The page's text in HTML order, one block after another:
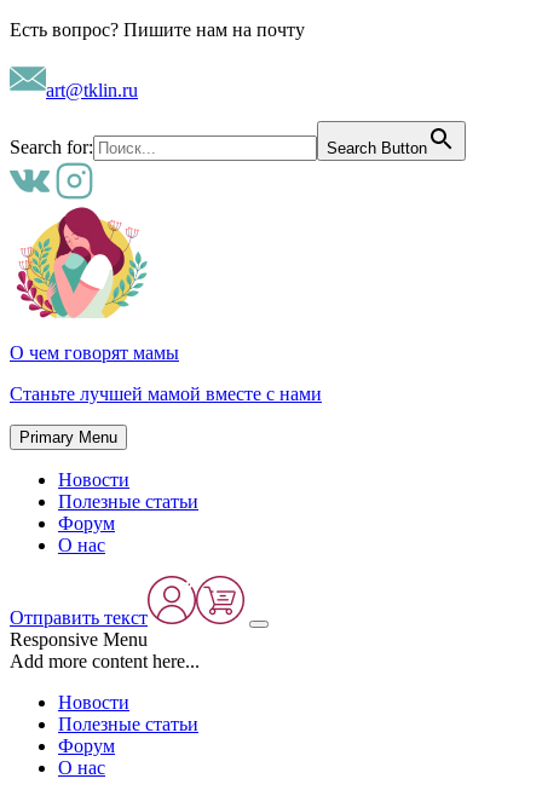
Skip
content
Есть вопрос? Пишите нам на почту
art@tklin.ru
Search for: Search Button
О чем говорят мамы
Станьте лучшей мамой вместе с нами
Primary Menu
Новости
Полезные статьи
Форум
О нас
Отправить текст
Responsive Menu
Add more content here...
Новости
Полезные статьи
Форум
О нас